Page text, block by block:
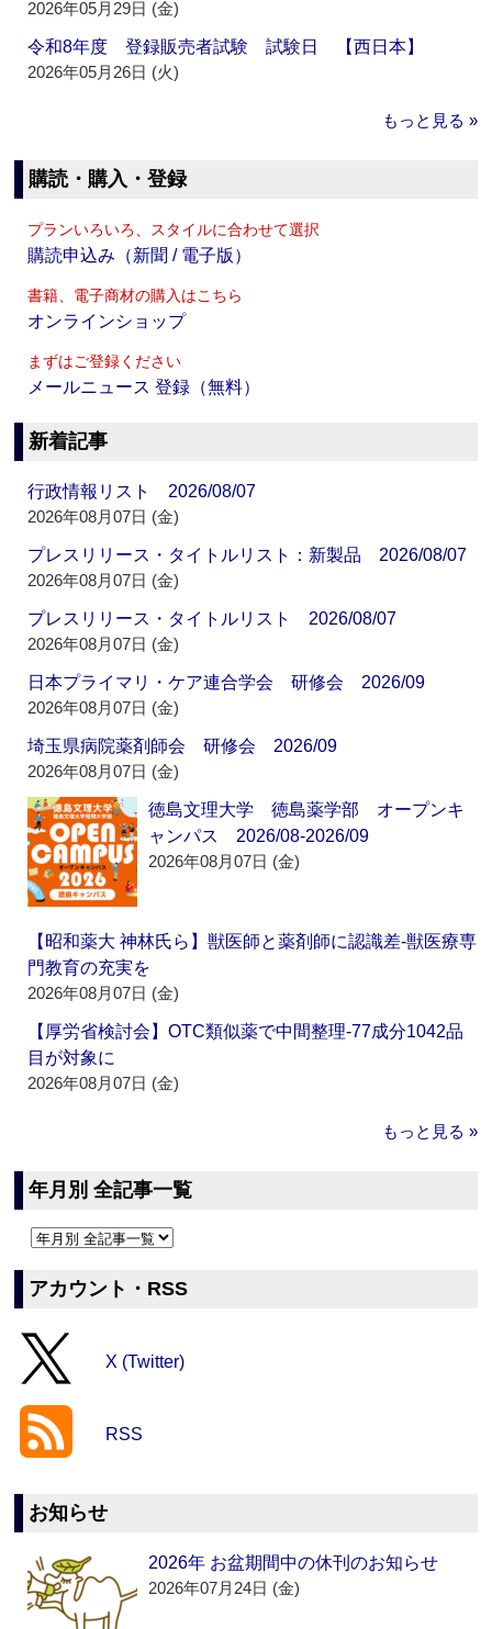
2026年05月29日 (金)
令和8年度 登録販売者試験 試験日 【西日本】
2026年05月26日 (火)
もっと見る »
購読・購入・登録
プランいろいろ、スタイルに合わせて選択
購読申込み（新聞 / 電子版）
書籍、電子商材の購入はこちら
オンラインショップ
まずはご登録ください
メールニュース 登録（無料）
新着記事
行政情報リスト 2026/08/07
2026年08月07日 (金)
プレスリリース・タイトルリスト：新製品 2026/08/07
2026年08月07日 (金)
プレスリリース・タイトルリスト 2026/08/07
2026年08月07日 (金)
日本プライマリ・ケア連合学会 研修会 2026/09
2026年08月07日 (金)
埼玉県病院薬剤師会 研修会 2026/09
2026年08月07日 (金)
徳島文理大学 徳島薬学部 オープンキ
ャンパス 2026/08-2026/09
2026年08月07日 (金)
【昭和薬大 神林氏ら】獣医師と薬剤師に認識差‐獣医療専
門教育の充実を
2026年08月07日 (金)
【厚労省検討会】OTC類似薬で中間整理‐77成分1042品
目が対象に
2026年08月07日 (金)
もっと見る »
年月別 全記事一覧
アカウント・RSS
X (Twitter)
RSS
お知らせ
2026年 お盆期間中の休刊のお知らせ
2026年07月24日 (金)